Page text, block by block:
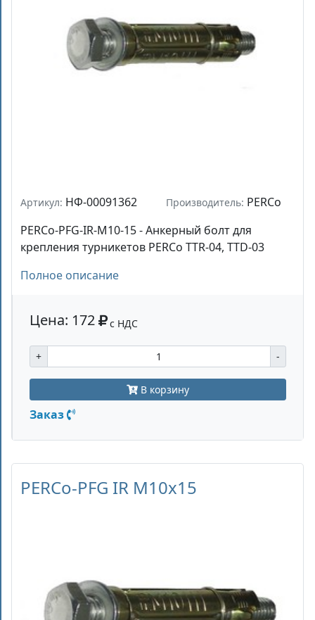
Артикул: НФ-00091362 Производитель: PERCo
PERCo-PFG-IR-M10-15 - Анкерный болт для
крепления турникетов PERCo TTR-04, TTD-03
Полное описание
Цена: 172 с НДС
+ -
В корзину
Заказ
PERCo-PFG IR M10х15